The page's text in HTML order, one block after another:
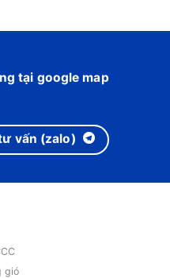
tại google map
vấn (zalo)
gió